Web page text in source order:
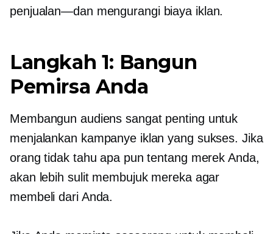
penjualan—dan mengurangi biaya iklan.
Langkah 1: Bangun
Pemirsa Anda
Membangun audiens sangat penting untuk
menjalankan kampanye iklan yang sukses. Jika
orang tidak tahu apa pun tentang merek Anda,
akan lebih sulit membujuk mereka agar
membeli dari Anda.